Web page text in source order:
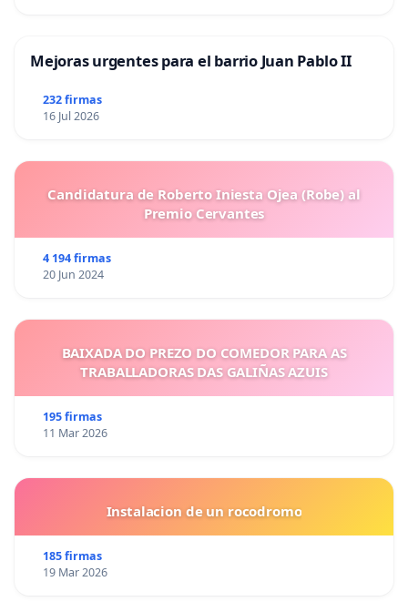
Mejoras urgentes para el barrio Juan Pablo II
232 firmas
16 Jul 2026
Candidatura de Roberto Iniesta Ojea (Robe) al
Premio Cervantes
4 194 firmas
20 Jun 2024
BAIXADA DO PREZO DO COMEDOR PARA AS
TRABALLADORAS DAS GALIÑAS AZUIS
195 firmas
11 Mar 2026
Instalacion de un rocodromo
185 firmas
19 Mar 2026